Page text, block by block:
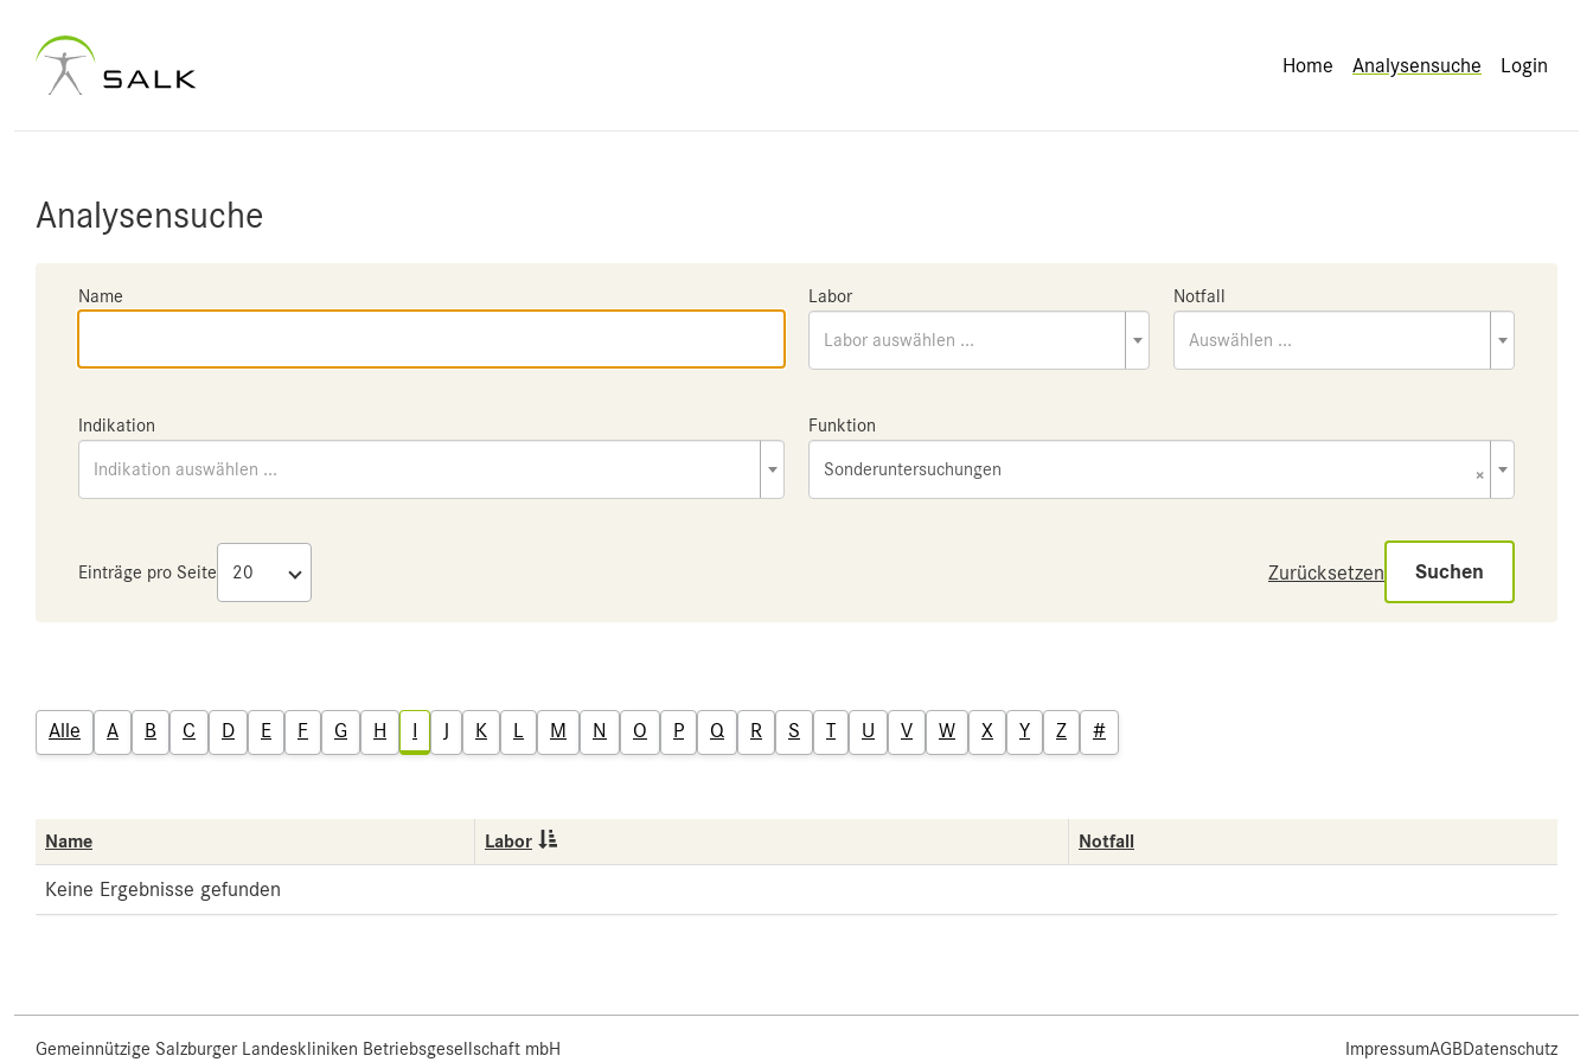
Home Analysensuche Login
Analysensuche
Name Labor
Labor auswählen ...
Notfall
Auswählen ...
Indikation
Indikation auswählen ...
Funktion
×
Sonderuntersuchungen
Einträge pro Seite Zurücksetzen Suchen
Alle A B C D E F G H I J K L M N O P Q R S T U V W X Y Z #
Name Labor Notfall
Keine Ergebnisse gefunden
Gemeinnützige Salzburger Landeskliniken Betriebsgesellschaft mbH ImpressumAGBDatenschutz